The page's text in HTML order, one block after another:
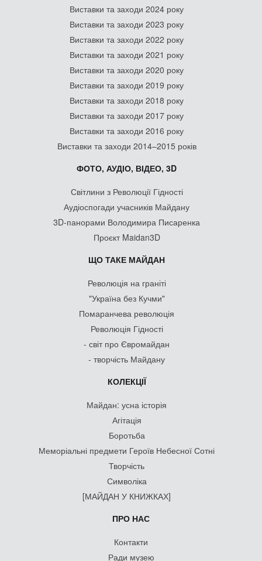
Виставки та заходи 2024 року
Виставки та заходи 2023 року
Виставки та заходи 2022 року
Виставки та заходи 2021 року
Виставки та заходи 2020 року
Виставки та заходи 2019 року
Виставки та заходи 2018 року
Виставки та заходи 2017 року
Виставки та заходи 2016 року
Виставки та заходи 2014–2015 років
ФОТО, АУДІО, ВІДЕО, 3D
Світлини з Революції Гідності
Аудіоспогади учасників Майдану
3D-панорами Володимира Писаренка
Проєкт Maidan3D
ЩО ТАКЕ МАЙДАН
Революція на граніті
"Україна без Кучми"
Помаранчева революція
Революція Гідності
- світ про Євромайдан
- творчість Майдану
КОЛЕКЦІЇ
Майдан: усна історія
Агітація
Боротьба
Меморіальні предмети Героїв Небесної Сотні
Творчість
Символіка
[МАЙДАН У КНИЖКАХ]
ПРО НАС
Контакти
Ради музею